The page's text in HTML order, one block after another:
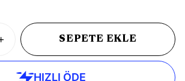
SEPETE EKLE